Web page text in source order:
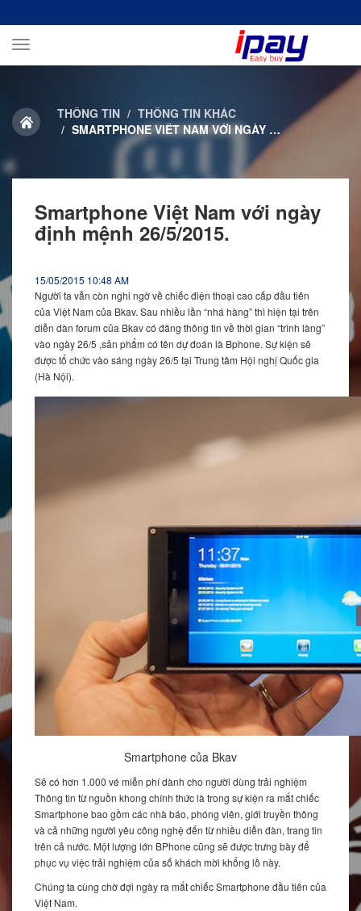
Toggle
THÔNG TIN
THÔNG TIN KHÁC
SMARTPHONE VIỆT NAM VỚI NGÀY ĐỊNH MỆNH 26/5/2015.
Smartphone Việt Nam với ngày
định mệnh 26/5/2015.
15/05/2015 10:48 AM
Người ta vẫn còn nghi ngờ về chiếc điện thoại cao cấp đầu tiên
của Việt Nam của Bkav. Sau nhiều lần “nhá hàng” thì hiện tại trên
diễn dàn forum của Bkav có đăng thông tin về thời gian “trình làng”
vào ngày 26/5 ,sản phẩm có tên dự đoán là Bphone. Sự kiện sẽ
được tổ chức vào sáng ngày 26/5 tại Trung tâm Hội nghị Quốc gia
(Hà Nội).
Smartphone của Bkav
Sẽ có hơn 1.000 vé miễn phí dành cho người dùng trải nghiệm
Thông tin từ nguồn khong chính thức là trong sự kiện ra mắt chiếc
Smartphone bao gồm các nhà báo, phóng viên, giới truyền thông
và cả những người yêu công nghệ đến từ nhiều diễn đàn, trang tin
trên cả nước. Một lượng lớn BPhone cũng sẽ được trưng bày để
phục vụ việc trải nghiệm của số khách mời khổng lồ này.
Chúng ta cùng chờ đợi ngày ra mắt chiếc Smartphone đầu tiên của
Việt Nam.